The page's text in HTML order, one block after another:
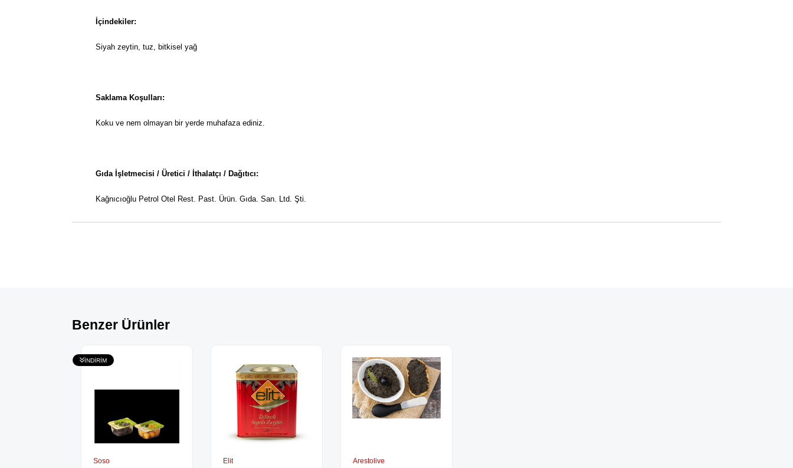
İçindekiler:
Siyah zeytin, tuz, bitkisel yağ
Saklama Koşulları:
Koku ve nem olmayan bir yerde muhafaza ediniz.
Gıda İşletmecisi / Üretici / İthalatçı / Dağıtıcı:
Kağnıcıoğlu Petrol Otel Rest. Past. Ürün. Gıda. San. Ltd. Şti.
Benzer Ürünler
Soso Elit Arestolive